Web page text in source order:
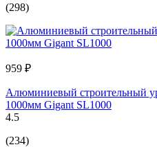
(298)
959 ₽
Алюминиевый строительный
1000мм Gigant SL1000
4.5
(234)